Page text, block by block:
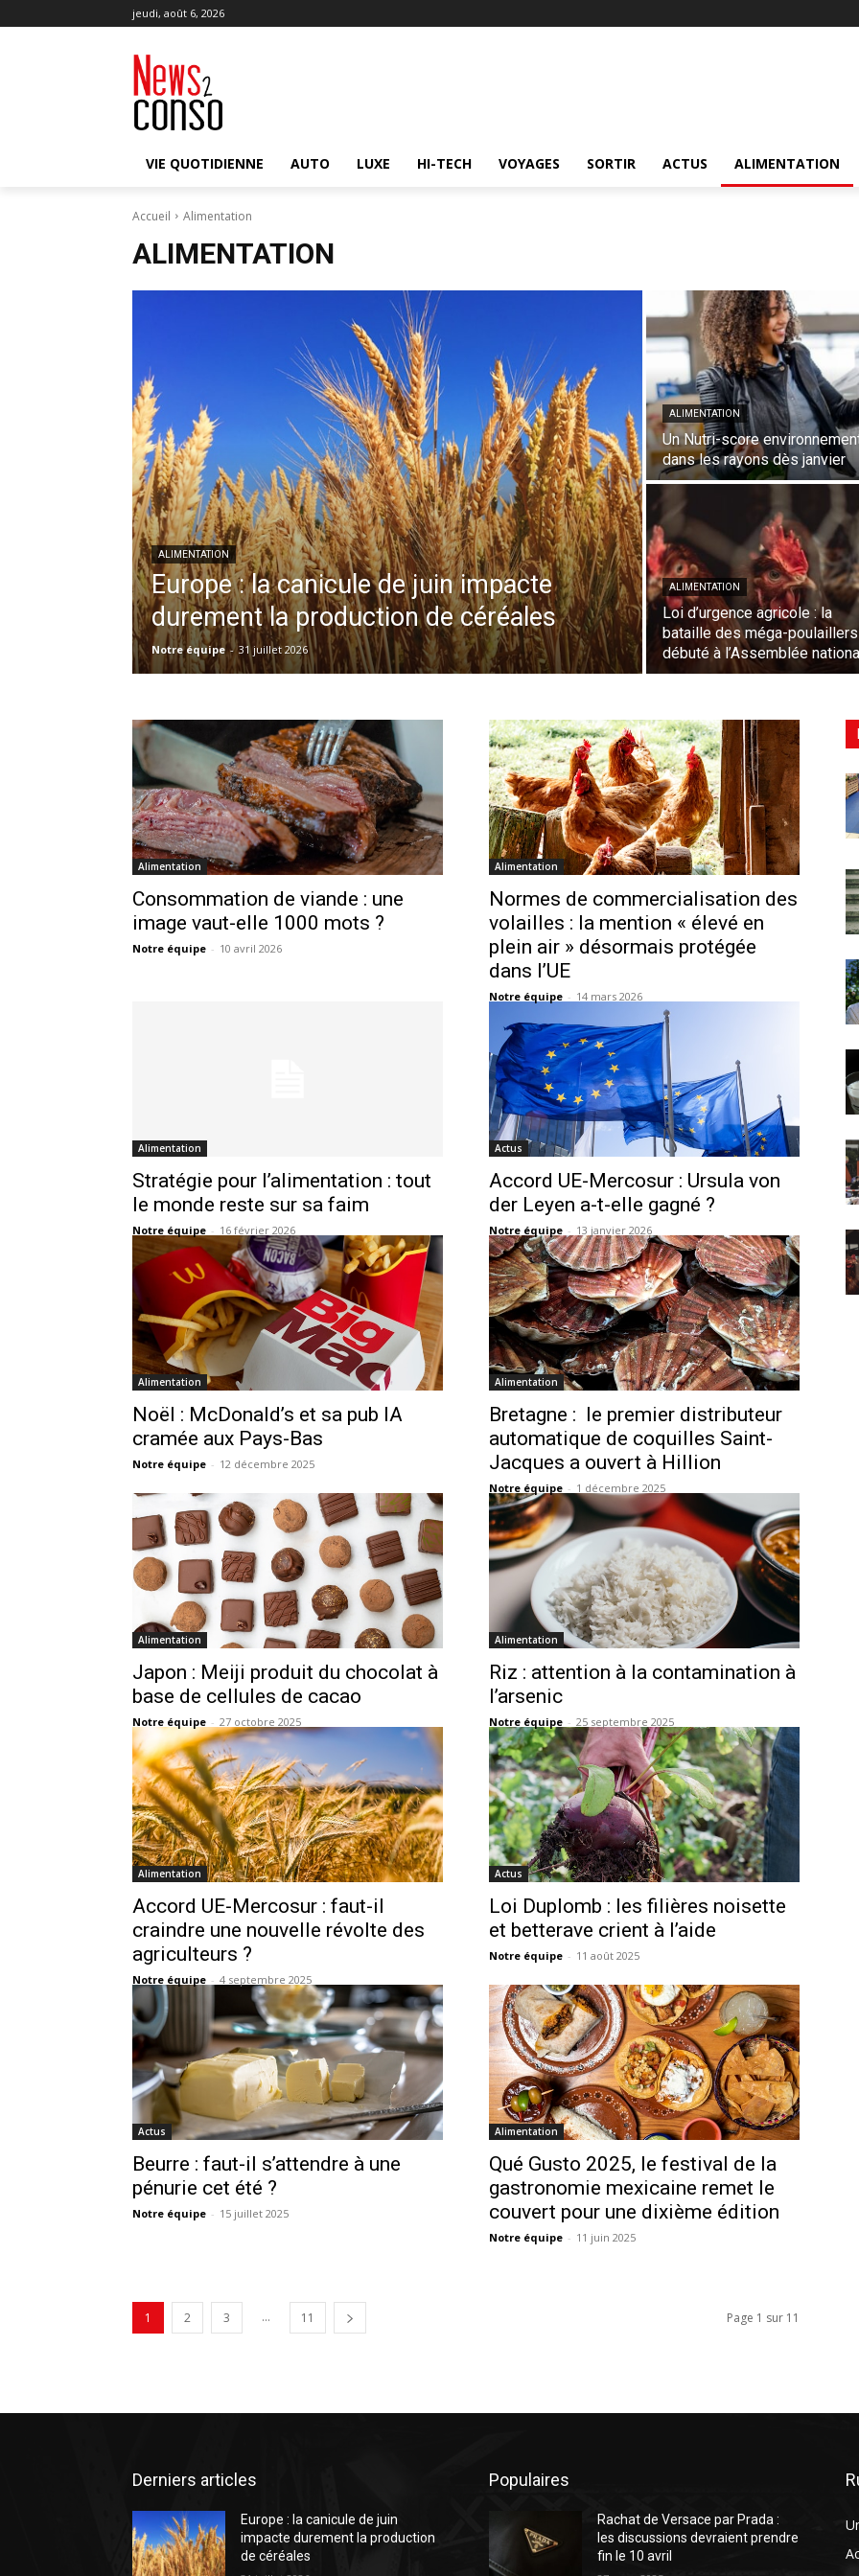
jeudi, août 6, 2026
VIE QUOTIDIENNE AUTO LUXE HI-TECH VOYAGES SORTIR ACTUS ALIMENTATION
Accueil Alimentation
ALIMENTATION
ALIMENTATION
Europe : la canicule de juin impacte
durement la production de céréales
Notre équipe - 31 juillet 2026
ALIMENTATION
Un Nutri-score
dans les rayons dès janvier
ALIMENTATION
Loi d’urgence agricole : la
bataille des méga-
débuté à l’Assemblée
Alimentation
Consommation de viande : une
image vaut-elle 1000 mots ?
Notre équipe - 10 avril 2026
Alimentation
Normes de commercialisation des
volailles : la mention « élevé en
plein air » désormais protégée
dans l’UE
Notre équipe - 14 mars 2026
Alimentation
Stratégie pour l’alimentation : tout
le monde reste sur sa faim
Notre équipe - 16 février 2026
Actus
Accord UE-Mercosur : Ursula von
der Leyen a-t-elle gagné ?
Notre équipe - 13 janvier 2026
Alimentation
Noël : McDonald’s et sa pub IA
cramée aux Pays-Bas
Notre équipe - 12 décembre 2025
Alimentation
Bretagne : le premier distributeur
automatique de coquilles Saint-
Jacques a ouvert à Hillion
Notre équipe - 1 décembre 2025
Alimentation
Japon : Meiji produit du chocolat à
base de cellules de cacao
Notre équipe - 27 octobre 2025
Alimentation
Riz : attention à la contamination à
l’arsenic
Notre équipe - 25 septembre 2025
Alimentation
Accord UE-Mercosur : faut-il
craindre une nouvelle révolte des
agriculteurs ?
Notre équipe - 4 septembre 2025
Actus
Loi Duplomb : les filières noisette
et betterave crient à l’aide
Notre équipe - 11 août 2025
Actus
Beurre : faut-il s’attendre à une
pénurie cet été ?
Notre équipe - 15 juillet 2025
Alimentation
Qué Gusto 2025, le festival de la
gastronomie mexicaine remet le
couvert pour une dixième édition
Notre équipe - 11 juin 2025
1 2 3 ... 11 Page 1 sur 11
Derniers articles
Europe : la canicule de juin
impacte durement la production
de céréales
Populaires
Rachat de Versace par Prada :
les discussions devraient prendre
fin le 10 avril